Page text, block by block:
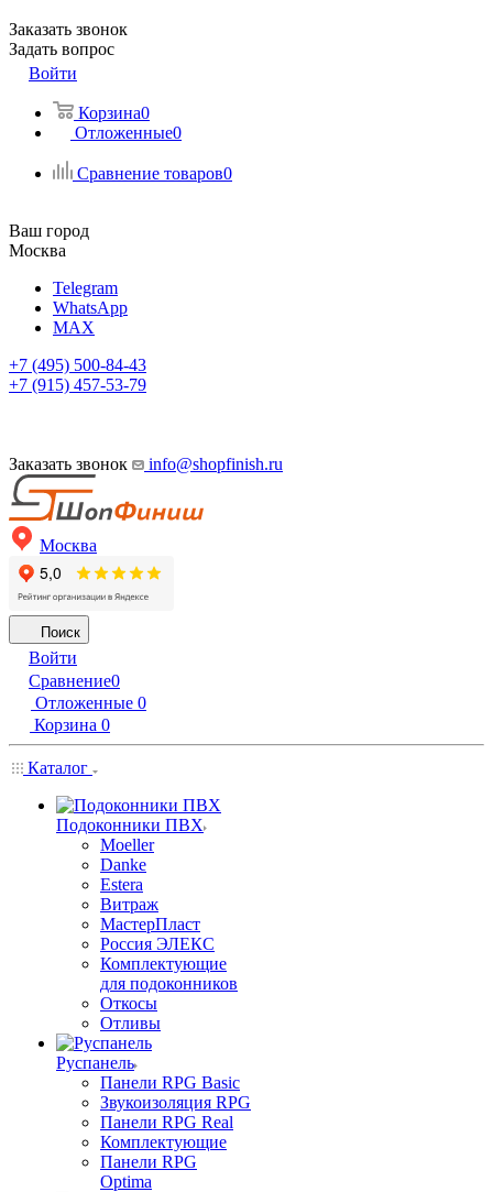
Заказать звонок
Задать вопрос
Войти
Корзина0
Отложенные0
Сравнение товаров0
Ваш город
Москва
Telegram
WhatsApp
MAX
+7 (495) 500-84-43
+7 (915) 457-53-79
Заказать звонок info@shopfinish.ru
Москва
Поиск
Войти
Сравнение0
Отложенные 0
Корзина 0
Каталог
Подоконники ПВХ
Moeller
Danke
Estera
Витраж
МастерПласт
Россия ЭЛЕКС
Комплектующие
для подоконников
Откосы
Отливы
Руспанель
Панели RPG Basic
Звукоизоляция RPG
Панели RPG Real
Комплектующие
Панели RPG
Optima